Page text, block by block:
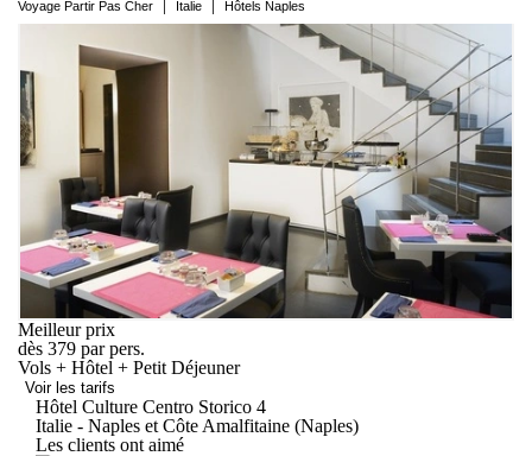
Voyage Partir Pas Cher Italie Hôtels Naples
Meilleur prix
dès 379 par pers.
Vols + Hôtel + Petit Déjeuner
Voir les tarifs
Hôtel Culture Centro Storico 4
Italie - Naples et Côte Amalfitaine (Naples)
Les clients ont aimé